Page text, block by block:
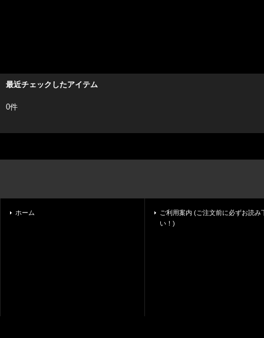
最近チェックしたアイテム
0件
ホーム
ご利用案内 (ご注文前に必ずお読み
い！)